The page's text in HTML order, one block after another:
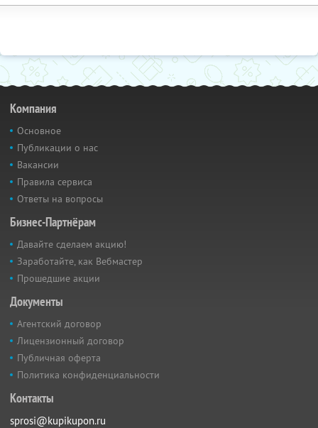
Компания
Основное
Публикации о нас
Вакансии
Правила сервиса
Ответы на вопросы
Бизнес-Партнёрам
Давайте сделаем акцию!
Заработайте, как Вебмастер
Прошедшие акции
Документы
Агентский договор
Лицензионный договор
Публичная оферта
Политика конфиденциальности
Контакты
sprosi@kupikupon.ru